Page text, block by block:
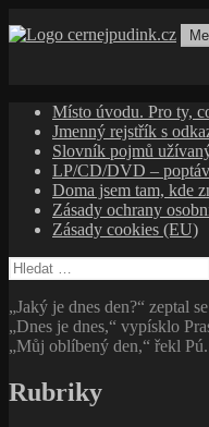
k
Místo úvodu. Pro ty,
Jmenný rejstřík s
Slovník pojmů
LP/CD/DVD –
Doma jsem tam, kde
Zásady ochrany
Zásady cookies (EU)
Vyhledávání
„Jaký je dnes den?“ zeptal
„Dnes je dnes,“ vypísklo
„Můj oblíbený den,“ řekl Pú.
Rubriky